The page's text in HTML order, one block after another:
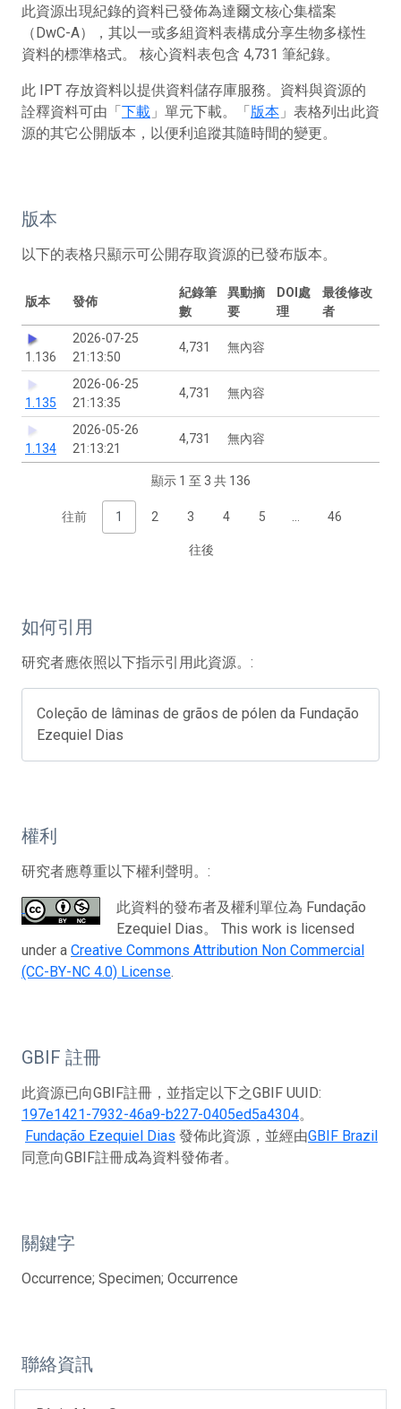
此資源出現紀錄的資料已發佈為達爾文核心集檔案
（DwC-A），其以一或多組資料表構成分享生物多樣性
資料的標準格式。 核心資料表包含 4,731 筆紀錄。
此 IPT 存放資料以提供資料儲存庫服務。資料與資源的
詮釋資料可由「下載 」單元下載。「版本 」表格列出此資
源的其它公開版本，以便利追蹤其隨時間的變更。
版本
以下的表格只顯示可公開存取資源的已發布版本。
版本 發佈
紀錄筆
數
異動摘
要
DOI處
理
最後修改
者
1.136
2026-07-25
21:13:50
4,731 無內容
1.135
2026-06-25
21:13:35
4,731 無內容
1.134
2026-05-26
21:13:21
4,731 無內容
顯示 1 至 3 共 136
往前 1 2 3 4 5 46
往後
如何引用
研究者應依照以下指示引用此資源。:
Coleção de lâminas de grãos de pólen da Fundação
Ezequiel Dias
權利
研究者應尊重以下權利聲明。:
此資料的發布者及權利單位為 Fundação
Ezequiel Dias。 This work is licensed
under a Creative Commons Attribution Non Commercial
(CC-BY-NC 4.0) License.
GBIF 註冊
此資源已向GBIF註冊，並指定以下之GBIF UUID:
197e1421-7932-46a9-b227-0405ed5a4304。
Fundação Ezequiel Dias 發佈此資源，並經由GBIF Brazil
同意向GBIF註冊成為資料發佈者。
關鍵字
Occurrence; Specimen; Occurrence
聯絡資訊